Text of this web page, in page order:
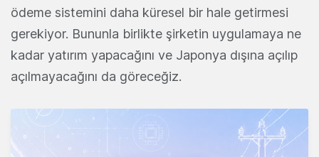
ödeme sistemini daha küresel bir hale getirmesi
gerekiyor. Bununla birlikte şirketin uygulamaya ne
kadar yatırım yapacağını ve Japonya dışına açılıp
açılmayacağını da göreceğiz.